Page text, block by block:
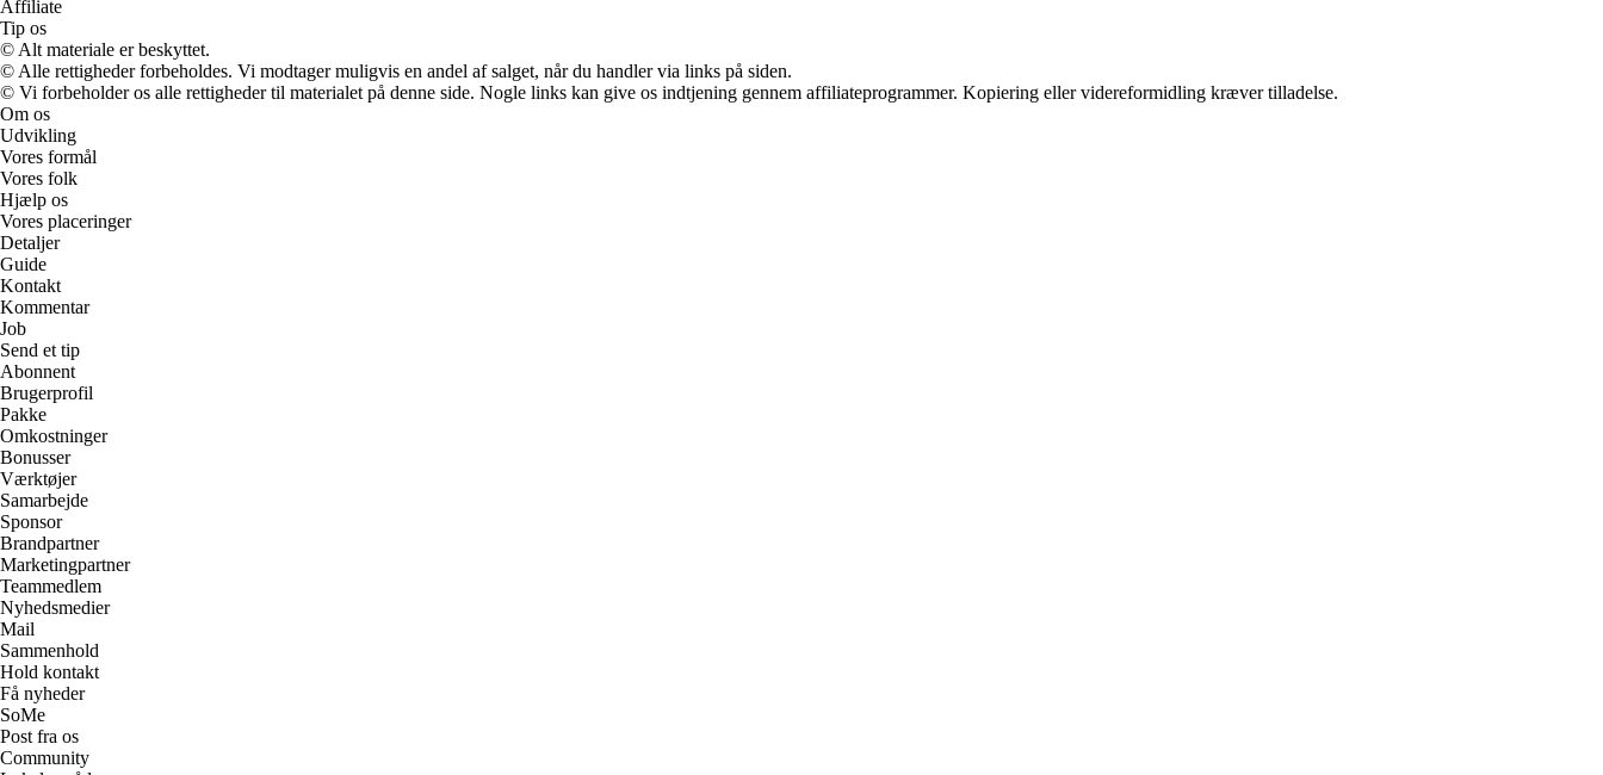
Affiliate
Tip os
© Alt materiale er beskyttet.
© Alle rettigheder forbeholdes. Vi modtager muligvis en andel af salget, når du handler via links på siden.
© Vi forbeholder os alle rettigheder til materialet på denne side. Nogle links kan give os indtjening gennem affiliateprogrammer. Kopiering eller videreformidling kræver tilladelse.
Om os
Udvikling
Vores formål
Vores folk
Hjælp os
Vores placeringer
Detaljer
Guide
Kontakt
Kommentar
Job
Send et tip
Abonnent
Brugerprofil
Pakke
Omkostninger
Bonusser
Værktøjer
Samarbejde
Sponsor
Brandpartner
Marketingpartner
Teammedlem
Nyhedsmedier
Mail
Sammenhold
Hold kontakt
Få nyheder
SoMe
Post fra os
Community